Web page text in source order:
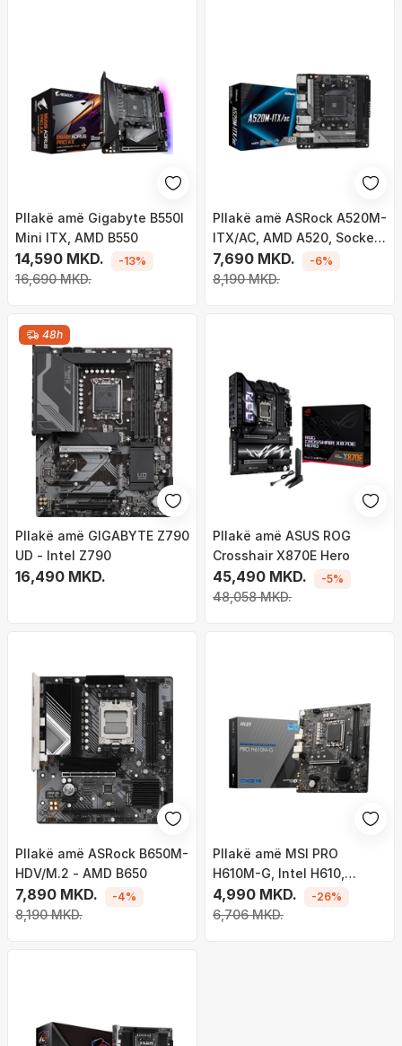
Pllakë amë Gigabyte B550I
Mini ITX, AMD B550
14,590 MKD.
16,690 MKD.
-13%
Pllakë amë ASRock A520M-
ITX/AC, AMD A520, Socket
AM4, 2 slota, Bluetooth /
Wi-Fi 5, Mini ITX
7,690 MKD.
8,190 MKD.
-6%
48h
Pllakë amë GIGABYTE Z790
UD - Intel Z790
16,490 MKD.
Pllakë amë ASUS ROG
Crosshair X870E Hero
45,490 MKD.
48,058 MKD.
-5%
Pllakë amë ASRock B650M-
HDV/M.2 - AMD B650
7,890 MKD.
8,190 MKD.
-4%
Pllakë amë MSI PRO
H610M-G, Intel H610,
Socket 1700, 2 slota, Micro
ATX
4,990 MKD.
6,706 MKD.
-26%